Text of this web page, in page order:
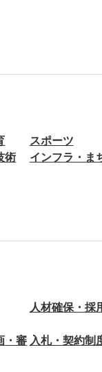
スポーツ
術
インフラ・ま
人材確保・採
・審 入札・契約制